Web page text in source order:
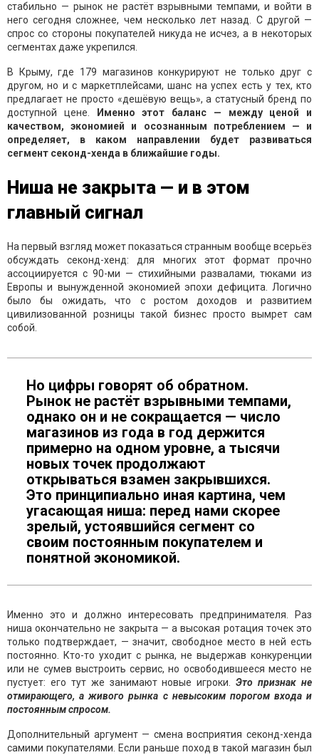
стабильно — рынок не растёт взрывными темпами, и войти в
него сегодня сложнее, чем несколько лет назад. С другой —
спрос со стороны покупателей никуда не исчез, а в некоторых
сегментах даже укрепился.
В Крыму, где 179 магазинов конкурируют не только друг с
другом, но и с маркетплейсами, шанс на успех есть у тех, кто
предлагает не просто «дешёвую вещь», а статусный бренд по
доступной цене.
Именно этот баланс — между ценой и
качеством, экономией и осознанным потреблением — и
определяет, в каком направлении будет развиваться
сегмент секонд-хенда в ближайшие годы.
Ниша не закрыта — и в этом
главный сигнал
На первый взгляд может показаться странным вообще всерьёз
обсуждать секонд-хенд: для многих этот формат прочно
ассоциируется с 90-ми — стихийными развалами, тюками из
Европы и вынужденной экономией эпохи дефицита. Логично
было бы ожидать, что с ростом доходов и развитием
цивилизованной розницы такой бизнес просто вымрет сам
собой.
Но цифры говорят об обратном.
Рынок не растёт взрывными темпами,
однако он и не сокращается — число
магазинов из года в год держится
примерно на одном уровне, а тысячи
новых точек продолжают
открываться взамен закрывшихся.
Это принципиально иная картина, чем
угасающая ниша: перед нами скорее
зрелый, устоявшийся сегмент со
своим постоянным покупателем и
понятной экономикой.
Именно это и должно интересовать предпринимателя. Раз
ниша окончательно не закрыта — а высокая ротация точек это
только подтверждает, — значит, свободное место в ней есть
постоянно. Кто-то уходит с рынка, не выдержав конкуренции
или не сумев выстроить сервис, но освободившееся место не
пустует: его тут же занимают новые игроки.Это признак не
отмирающего, а живого рынка с невысоким порогом входа и
постоянным спросом.
Дополнительный аргумент — смена восприятия секонд-хенда
самими покупателями. Если раньше поход в такой магазин был